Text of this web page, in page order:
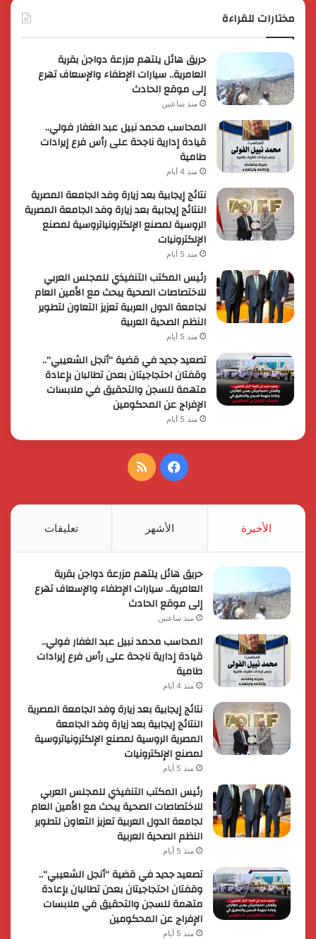
مختارات للقراءة
حريق هائل يلتهم مزرعة دواجن بقرية
العامرية.. سيارات الإطفاء والإسعاف تهرع
إلى موقع الحادث
منذ ساعتين
المحاسب محمد نبيل عبد الغفار فولي..
قيادة إدارية ناجحة على رأس فرع إيرادات
طامية
منذ 4 أيام
نتائج إيجابية بعد زيارة وفد الجامعة المصرية
النتائج إيجابية بعد زيارة وفد الجامعة المصرية
الروسية لمصنع الإلكترونياتروسية لمصنع
الإلكترونيات
منذ 5 أيام
رئيس المكتب التنفيذي للمجلس العربي
للاختصاصات الصحية يبحث مع الأمين العام
لجامعة الدول العربية تعزيز التعاون لتطوير
النظم الصحية العربية
منذ 5 أيام
تصعيد جديد في قضية “أنجل الشعيبي”..
وقفتان احتجاجيتان بعدن تطالبان بإعادة
متهمة للسجن والتحقيق في ملابسات
الإفراج عن المحكومين
منذ 5 أيام
فيسبوكملخص
الأخيرة الأشهر تعليقات
حريق هائل يلتهم مزرعة دواجن بقرية
العامرية.. سيارات الإطفاء والإسعاف تهرع
إلى موقع الحادث
منذ ساعتين
المحاسب محمد نبيل عبد الغفار فولي..
قيادة إدارية ناجحة على رأس فرع إيرادات
طامية
منذ 4 أيام
نتائج إيجابية بعد زيارة وفد الجامعة المصرية
النتائج إيجابية بعد زيارة وفد الجامعة
المصرية الروسية لمصنع الإلكترونياتروسية
لمصنع الإلكترونيات
منذ 5 أيام
رئيس المكتب التنفيذي للمجلس العربي
للاختصاصات الصحية يبحث مع الأمين العام
لجامعة الدول العربية تعزيز التعاون لتطوير
النظم الصحية العربية
منذ 5 أيام
تصعيد جديد في قضية “أنجل الشعيبي”..
وقفتان احتجاجيتان بعدن تطالبان بإعادة
متهمة للسجن والتحقيق في ملابسات
الإفراج عن المحكومين
منذ 5 أيام